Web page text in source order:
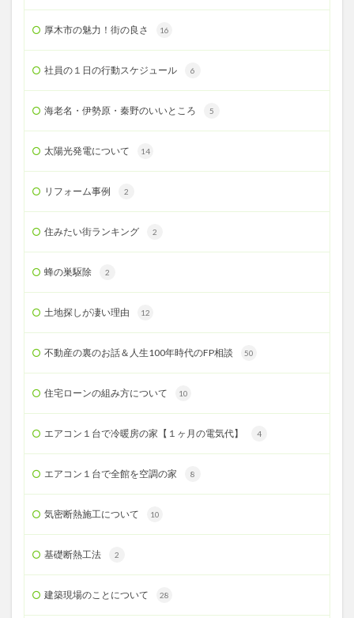
厚木市の魅力！街の良さ 16
社員の１日の行動スケジュール 6
海老名・伊勢原・秦野のいいところ 5
太陽光発電について 14
リフォーム事例 2
住みたい街ランキング 2
蜂の巣駆除 2
土地探しが凄い理由 12
不動産の裏のお話＆人生100年時代のFP相談 50
住宅ローンの組み方について 10
エアコン１台で冷暖房の家【１ヶ月の電気代】 4
エアコン１台で全館を空調の家 8
気密断熱施工について 10
基礎断熱工法 2
建築現場のことについて 28